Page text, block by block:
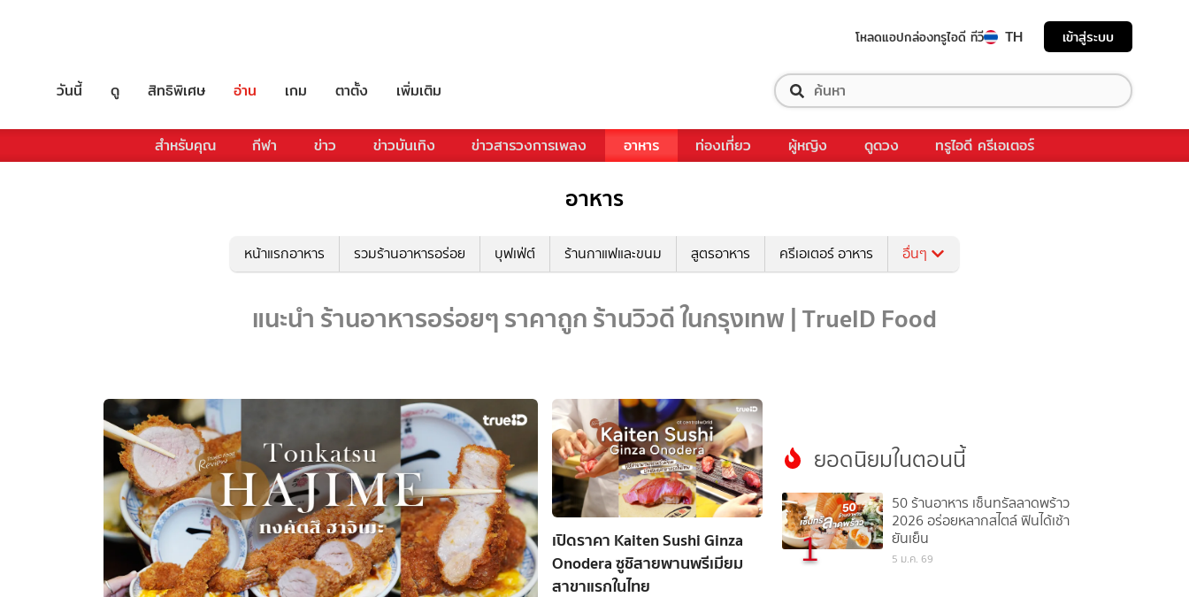
โหลดแอปกล่องทรูไอดี ทีวี TH เข้าสู่ระบบ
วันนี้ ดู สิทธิพิเศษ อ่าน เกม ตาตั้ง เพิ่มเติม
สำหรับคุณ กีฬา ข่าว ข่าวบันเทิง ข่าวสารวงการเพลง อาหาร ท่องเที่ยว ผู้หญิง ดูดวง ทรูไอดี ครีเอเตอร์
อาหาร
หน้าแรกอาหาร รวมร้านอาหารอร่อย บุฟเฟ่ต์ ร้านกาแฟและขนม สูตรอาหาร ครีเอเตอร์ อาหาร อื่นๆ
แนะนำ ร้านอาหารอร่อยๆ ราคาถูก ร้านวิวดี ในกรุงเทพ | TrueID Food
เปิดราคา Kaiten Sushi Ginza
Onodera ซูชิสายพานพรีเมียม
สาขาแรกในไทย
ยอดนิยมในตอนนี้
1
50 ร้านอาหาร เซ็นทรัลลาดพร้าว
2026 อร่อยหลากสไตล์ ฟินได้เช้า
ยันเย็น
5 ม.ค. 69